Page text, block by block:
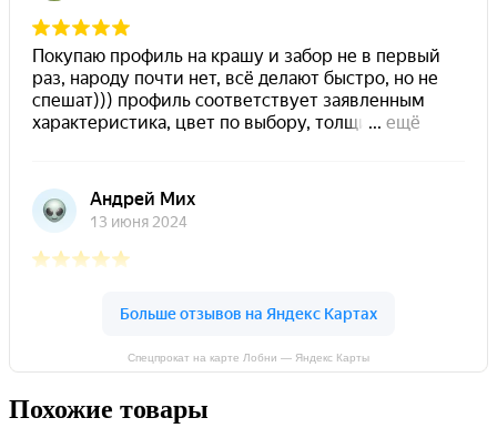
Спецпрокат на карте Лобни — Яндекс Карты
Похожие товары